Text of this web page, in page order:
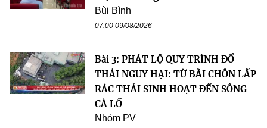
Bùi Bình
07:00 09/08/2026
Bài 3: PHÁT LỘ QUY TRÌNH ĐỔ
THẢI NGUY HẠI: TỪ BÃI CHÔN LẤP
RÁC THẢI SINH HOẠT ĐẾN SÔNG
CÀ LỒ
Nhóm PV